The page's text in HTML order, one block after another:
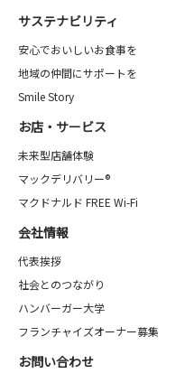
サステナビリティ
安心でおいしいお食事を
地域の仲間にサポートを
Smile Story
お店・サービス
未来型店舗体験
マックデリバリー®
マクドナルド FREE Wi-Fi
会社情報
代表挨拶
社会とのつながり
ハンバーガー大学
フランチャイズオーナー募集
お問い合わせ